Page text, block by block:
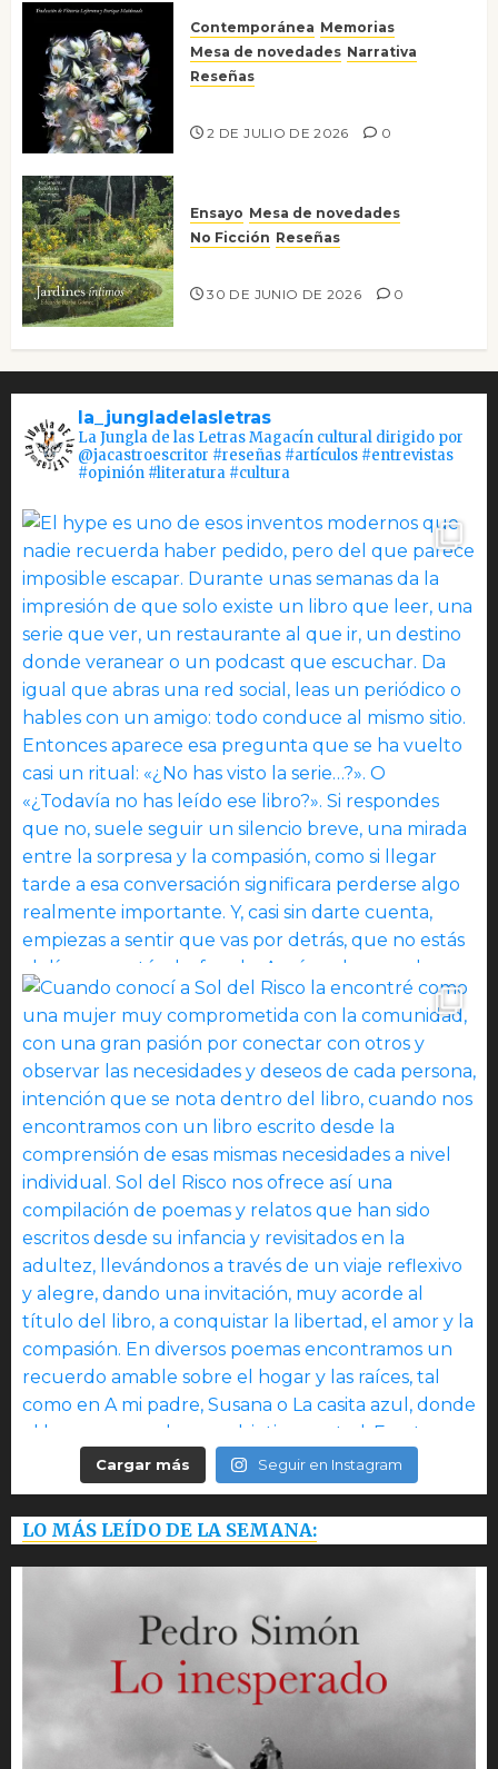
Contemporánea Memorias
Mesa de novedades Narrativa
Reseñas
2 DE JULIO DE 2026 0
Ensayo Mesa de novedades
No Ficción Reseñas
30 DE JUNIO DE 2026 0
la_jungladelasletras
La Jungla de las Letras Magacín cultural dirigido por
@jacastroescritor #reseñas #artículos #entrevistas
#opinión #literatura #cultura
Cargar más Seguir en Instagram
LO MÁS LEÍDO DE LA SEMANA: